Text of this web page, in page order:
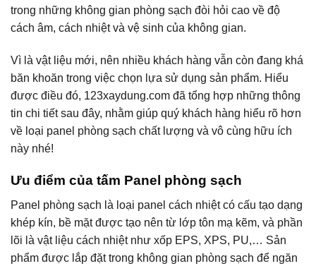
trong những không gian phòng sạch đòi hỏi cao về độ
cách âm, cách nhiệt và vệ sinh của không gian.
Vì là vật liệu mới, nên nhiều khách hàng vẫn còn đang khá
băn khoăn trong việc chọn lựa sử dụng sản phẩm. Hiểu
được điều đó, 123xaydung.com đã tổng hợp những thông
tin chi tiết sau đây, nhằm giúp quý khách hàng hiểu rõ hơn
về loại panel phòng sạch chất lượng và vô cùng hữu ích
này nhé!
Ưu điểm của tấm Panel phòng sạch
Panel phòng sạch là loại panel cách nhiệt có cấu tạo dạng
khép kín, bề mặt được tạo nên từ lớp tôn mạ kẽm, và phần
lõi là vật liệu cách nhiệt như xốp EPS, XPS, PU,… Sản
phẩm được lắp đặt trong không gian phòng sạch để ngăn